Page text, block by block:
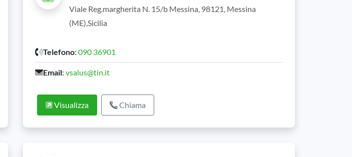
Viale Reg.margherita N. 15/b Messina, 98121, Messina
(ME),Sicilia
Telefono: 090 36901
Email: vsalus@tin.it
Visualizza Chiama